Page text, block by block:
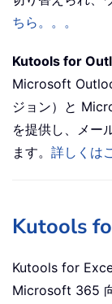
ちら。。。
Kutools for
Microsoft
ジョン）と
を提供し、メー
ます。 詳しくは
Kutools
Kutools for
Microsoft 365